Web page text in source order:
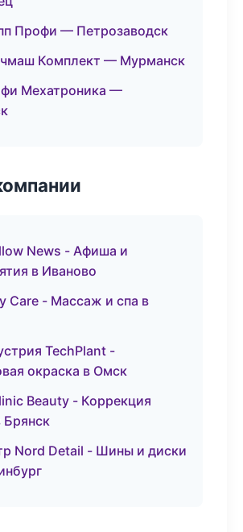
Профи — Петрозаводск
Комплект — Мурманск
Мехатроника —
News - Афиша и
в Иваново
Care - Массаж и спа в
TechPlant -
окраска в Омск
Beauty - Коррекция
Брянск
Nord Detail - Шины и диски